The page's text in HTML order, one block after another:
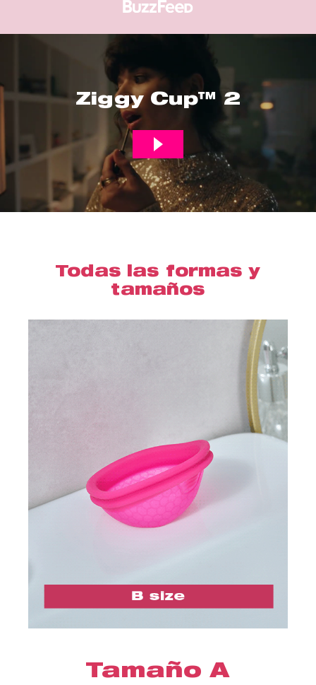
Ziggy Cup™ 2
Todas las formas y
tamaños
Tamaño A